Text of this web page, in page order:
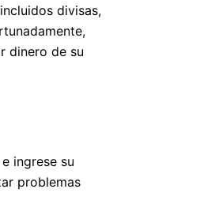
divisas,
dinero de su
ingrese su
problemas